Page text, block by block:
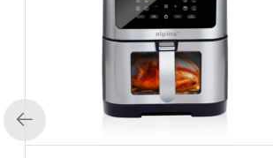
Previous